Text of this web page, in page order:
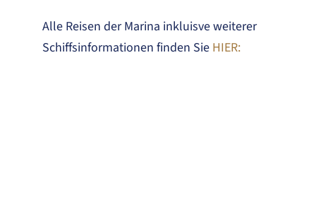
Alle Reisen der Marina inkluisve weiterer
Schiffsinformationen finden Sie HIER: